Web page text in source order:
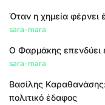
Όταν η χημεία φέρνει
sara-mara
Ο Φαρμάκης επενδύει
sara-mara
Βασίλης
πολιτικό έδαφος